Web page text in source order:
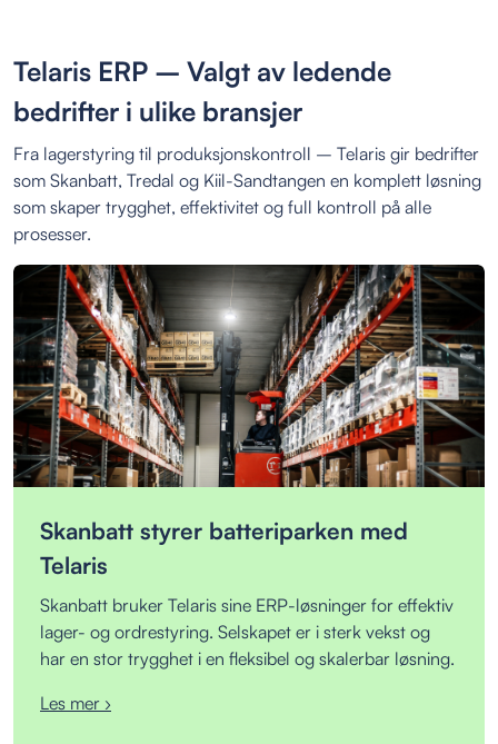
Telaris ERP – Valgt av ledende
bedrifter i ulike bransjer
Fra lagerstyring til produksjonskontroll – Telaris gir bedrifter
som Skanbatt, Tredal og Kiil-Sandtangen en komplett løsning
som skaper trygghet, effektivitet og full kontroll på alle
prosesser.
Skanbatt styrer batteriparken med
Telaris
Skanbatt bruker Telaris sine ERP-løsninger for effektiv
lager- og ordrestyring. Selskapet er i sterk vekst og
har en stor trygghet i en fleksibel og skalerbar løsning.
Les mer ›